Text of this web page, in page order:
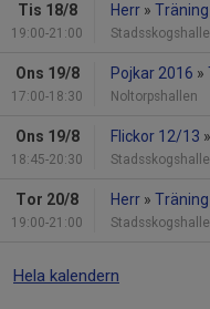
Tis 18/8
19:00-21:00
Herr »
Ons 19/8
17:00-18:30
Pojkar 2016 »
Noltorpshallen
Ons 19/8
18:45-20:30
Flickor 12/13 »
Tor 20/8
19:00-21:00
Herr »
Hela kalendern